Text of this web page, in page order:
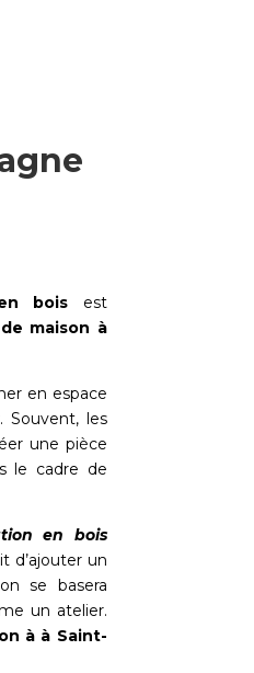
bois est
maison à
en espace
Souvent, les
une pièce
le cadre de
en bois
d’ajouter un
se basera
un atelier.
à à Saint-